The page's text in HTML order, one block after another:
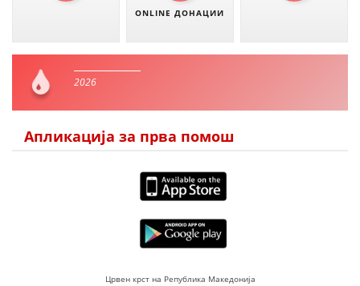
ONLINE ДОНАЦИИ
2026
Апликација за прва помош
Црвен крст на Република Македонија